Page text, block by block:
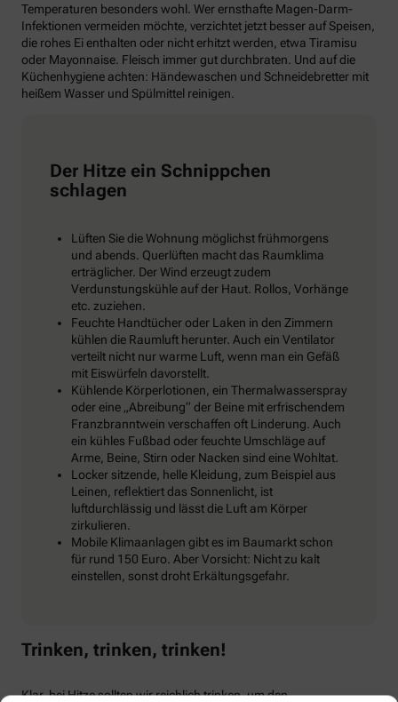
Temperaturen besonders wohl. Wer ernsthafte Magen-Darm-
Infektionen vermeiden möchte, verzichtet jetzt besser auf Speisen,
die rohes Ei enthalten oder nicht erhitzt werden, etwa Tiramisu
oder Mayonnaise. Fleisch immer gut durchbraten. Und auf die
Küchenhygiene achten: Händewaschen und Schneidebretter mit
heißem Wasser und Spülmittel reinigen.
Der Hitze ein Schnippchen
schlagen
Lüften Sie die Wohnung möglichst frühmorgens
und abends. Querlüften macht das Raumklima
erträglicher. Der Wind erzeugt zudem
Verdunstungskühle auf der Haut. Rollos, Vorhänge
etc. zuziehen.
Feuchte Handtücher oder Laken in den Zimmern
kühlen die Raumluft herunter. Auch ein Ventilator
verteilt nicht nur warme Luft, wenn man ein Gefäß
mit Eiswürfeln davorstellt.
Kühlende Körperlotionen, ein Thermalwasserspray
oder eine „Abreibung“ der Beine mit erfrischendem
Franzbranntwein verschaffen oft Linderung. Auch
ein kühles Fußbad oder feuchte Umschläge auf
Arme, Beine, Stirn oder Nacken sind eine Wohltat.
Locker sitzende, helle Kleidung, zum Beispiel aus
Leinen, reflektiert das Sonnenlicht, ist
luftdurchlässig und lässt die Luft am Körper
zirkulieren.
Mobile Klimaanlagen gibt es im Baumarkt schon
für rund 150 Euro. Aber Vorsicht: Nicht zu kalt
einstellen, sonst droht Erkältungsgefahr.
Trinken, trinken, trinken!
Klar, bei Hitze sollten wir reichlich trinken, um den